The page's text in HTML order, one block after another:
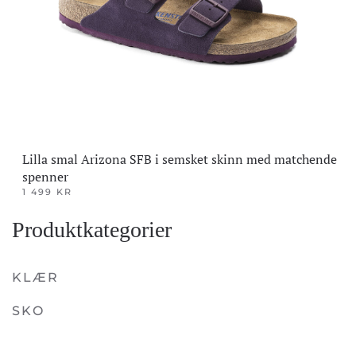
Lilla smal Arizona SFB i semsket skinn med matchende
spenner
1 499 KR
produktet
flere
Alternativene
Produktkategorier
KLÆR
SKO